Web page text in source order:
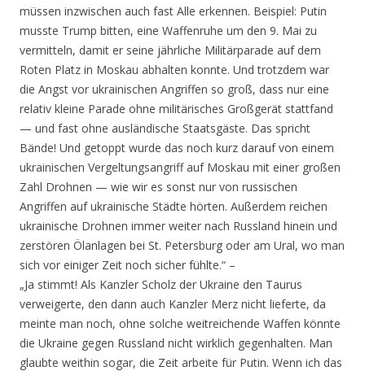
müssen inzwischen auch fast Alle erkennen. Beispiel: Putin
musste Trump bitten, eine Waffenruhe um den 9. Mai zu
vermitteln, damit er seine jährliche Militärparade auf dem
Roten Platz in Moskau abhalten konnte. Und trotzdem war
die Angst vor ukrainischen Angriffen so groß, dass nur eine
relativ kleine Parade ohne militärisches Großgerät stattfand
— und fast ohne ausländische Staatsgäste. Das spricht
Bände! Und getoppt wurde das noch kurz darauf von einem
ukrainischen Vergeltungsangriff auf Moskau mit einer großen
Zahl Drohnen — wie wir es sonst nur von russischen
Angriffen auf ukrainische Städte hörten. Außerdem reichen
ukrainische Drohnen immer weiter nach Russland hinein und
zerstören Ölanlagen bei St. Petersburg oder am Ural, wo man
sich vor einiger Zeit noch sicher fühlte.“ –
„Ja stimmt! Als Kanzler Scholz der Ukraine den Taurus
verweigerte, den dann auch Kanzler Merz nicht lieferte, da
meinte man noch, ohne solche weitreichende Waffen könnte
die Ukraine gegen Russland nicht wirklich gegenhalten. Man
glaubte weithin sogar, die Zeit arbeite für Putin. Wenn ich das